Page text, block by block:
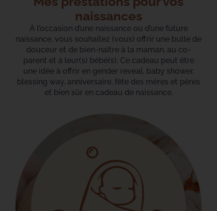
naissances
À l’occasion d’une naissance ou d’une future
naissance, vous souhaitez (vous) offrir une bulle de
douceur et de bien-naître à la maman, au co-
parent et à leur(s) bébé(s). Ce cadeau peut être
une idée à offrir en gender reveal, baby shower,
blessing way, anniversaire, fête des mères et pères
et bien sûr en cadeau de naissance.